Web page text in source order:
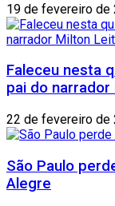
19 de fevereiro de
Faleceu nesta
pai do
22 de fevereiro de
São Paulo
Alegre